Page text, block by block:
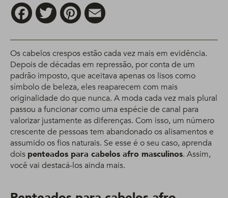
FacebookTwitter Pinterest
Os cabelos crespos estão cada vez mais em evidência.
Depois de décadas em repressão, por conta de um
padrão imposto, que aceitava apenas os lisos como
símbolo de beleza, eles reaparecem com mais
originalidade do que nunca. A moda cada vez mais plural
passou a funcionar como uma espécie de canal para
valorizar justamente as diferenças. Com isso, um número
crescente de pessoas tem abandonado os alisamentos e
assumido os fios naturais. Se esse é o seu caso, aprenda
dois penteados para cabelos afro masculinos. Assim,
você vai destacá-los ainda mais.